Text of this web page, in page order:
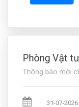
Phòng Vật
Thông báo mời
31-07-2026